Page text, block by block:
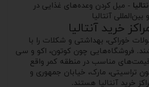
- میل کردن وعده‌های غذایی در
آنتالیا
خرید آنتالیا
خوراکی، بهداشتی و شکلات را با
فروشگاه‌هایی چون کوتون، اکو و سی
قیمت‌های مناسب در منطقه کمر واقع
تراسیتی، مارک، خیابان جمهوری و
خرید آنتالیا هستند.